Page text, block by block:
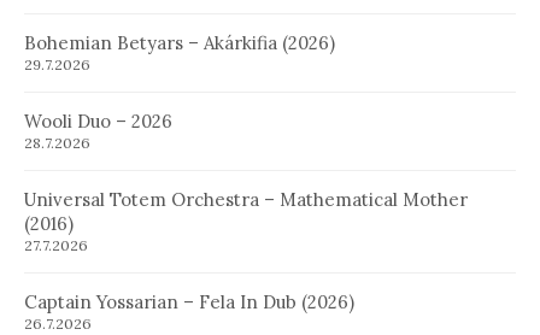
Bohemian Betyars – Akárkifia (2026)
29.7.2026
Wooli Duo – 2026
28.7.2026
Universal Totem Orchestra – Mathematical Mother
(2016)
27.7.2026
Captain Yossarian – Fela In Dub (2026)
26.7.2026